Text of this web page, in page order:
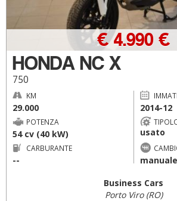
HONDA NC X
750
€ 4.990 €
KM
29.000 2014-12
POTENZA
54 cv (40 kW) usato
CARBURANTE
--
manuale
Business Cars
Porto Viro (RO)